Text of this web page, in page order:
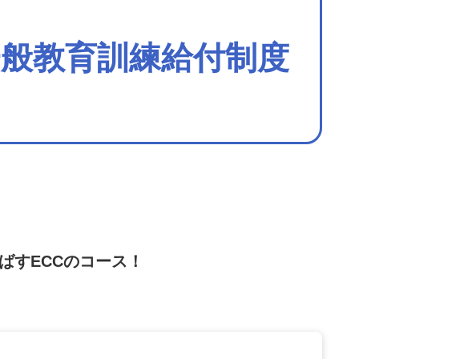
教育訓練給付制度
すECCのコース！